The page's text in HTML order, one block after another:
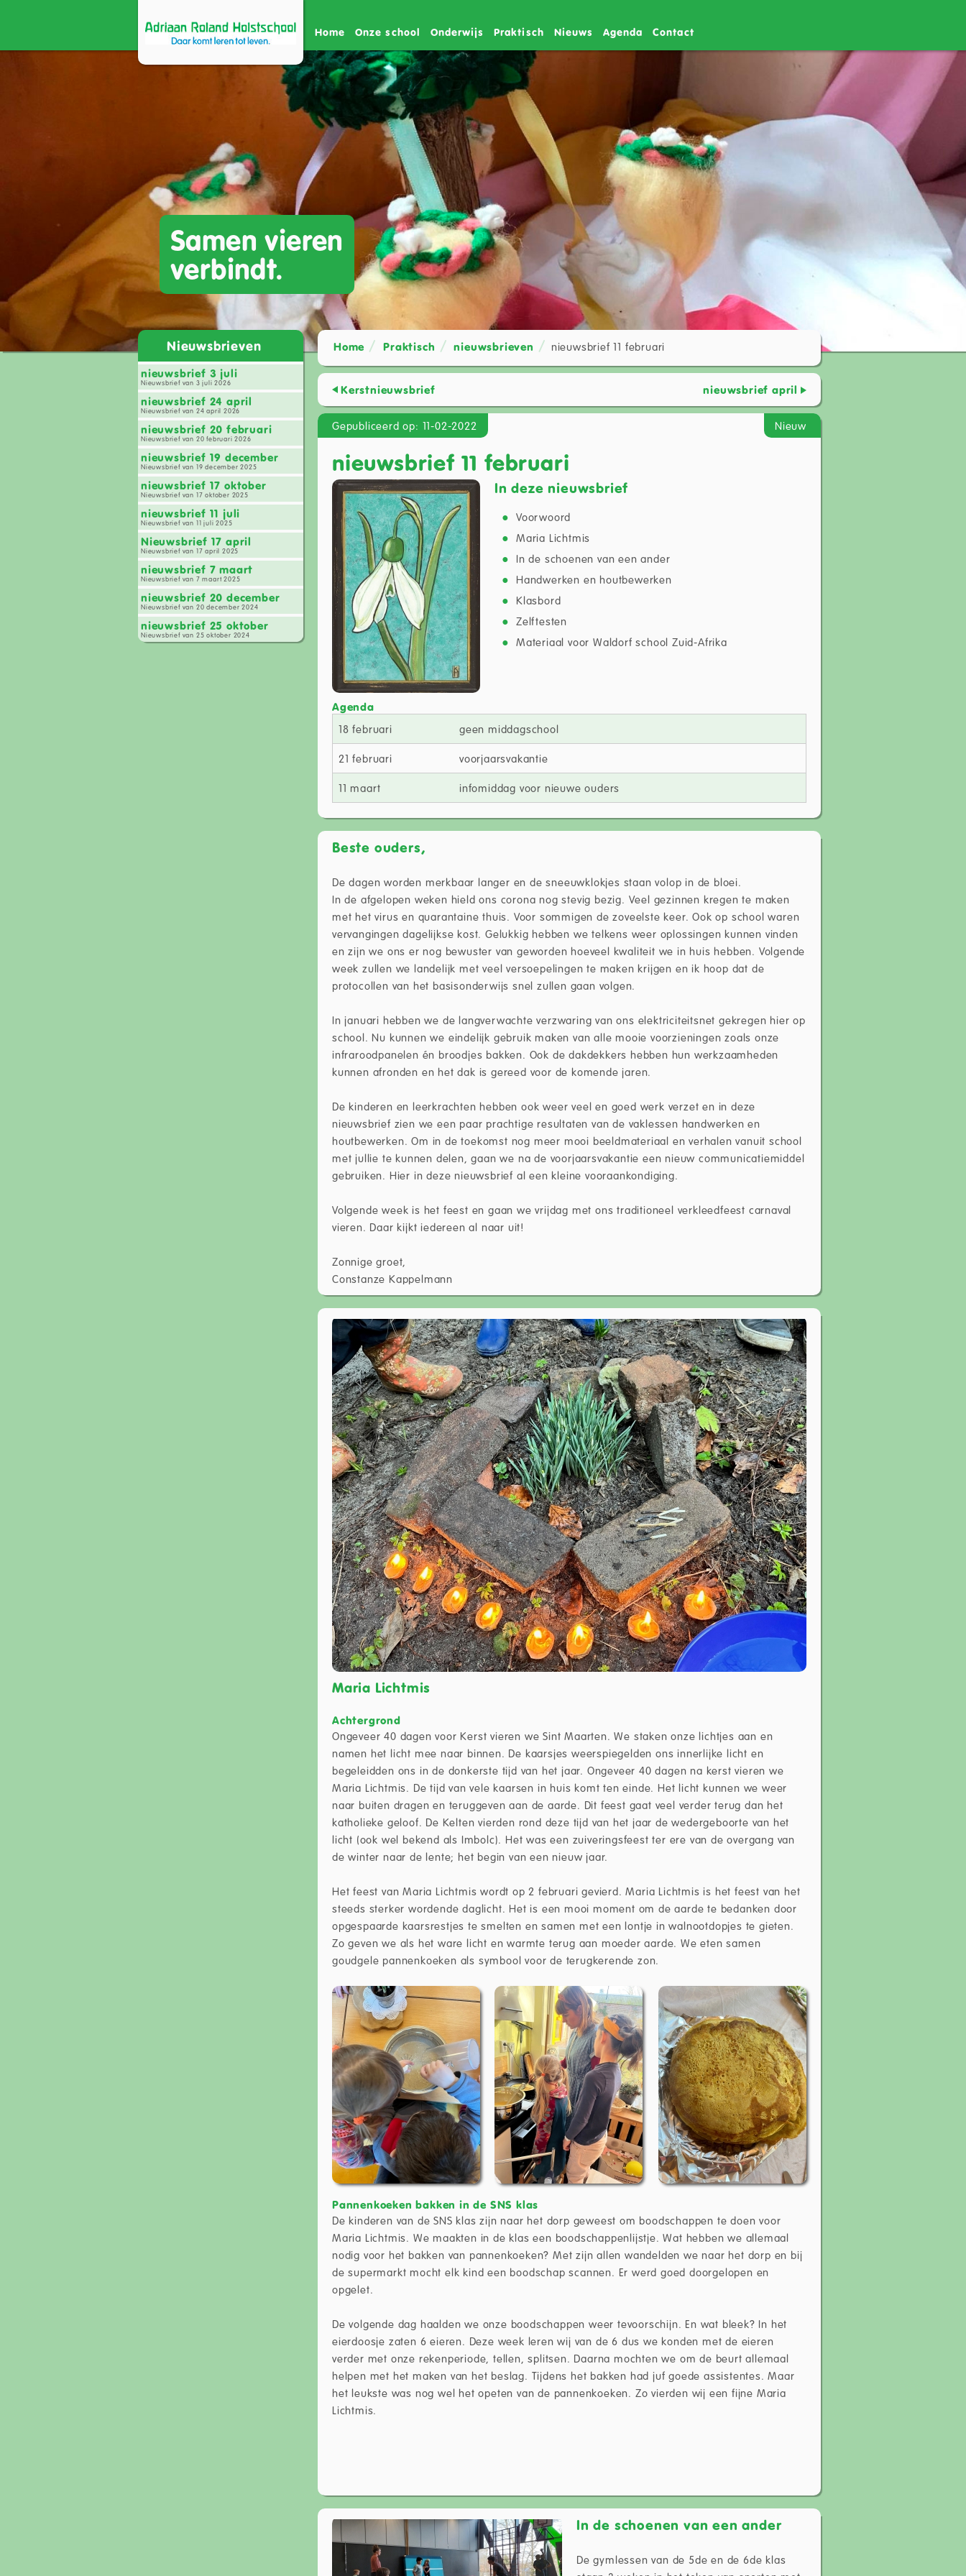
Home Onze school Onderwijs Praktisch Nieuws Agenda Contact
Samen vieren
verbindt.
Home Praktisch nieuwsbrieven nieuwsbrief 11 februari
Kerstnieuwsbrief nieuwsbrief april
Gepubliceerd op: 11-02-2022 Nieuw
nieuwsbrief 11 februari
In deze nieuwsbrief
Voorwoord
Maria Lichtmis
In de schoenen van een ander
Handwerken en houtbewerken
Klasbord
Zelftesten
Materiaal voor Waldorf school Zuid-Afrika
Agenda
18 februari
geen middagschool
21 februari voorjaarsvakantie
11 maart infomiddag voor nieuwe ouders
Beste ouders,
De dagen worden merkbaar langer en de sneeuwklokjes staan volop in de bloei.
In de afgelopen weken hield ons corona nog stevig bezig. Veel gezinnen kregen te maken
met het virus en quarantaine thuis. Voor sommigen de zoveelste keer. Ook op school waren
vervangingen dagelijkse kost. Gelukkig hebben we telkens weer oplossingen kunnen vinden
en zijn we ons er nog bewuster van geworden hoeveel kwaliteit we in huis hebben. Volgende
week zullen we landelijk met veel versoepelingen te maken krijgen en ik hoop dat de
protocollen van het basisonderwijs snel zullen gaan volgen.
In januari hebben we de langverwachte verzwaring van ons elektriciteitsnet gekregen hier op
school. Nu kunnen we eindelijk gebruik maken van alle mooie voorzieningen zoals onze
infraroodpanelen én broodjes bakken. Ook de dakdekkers hebben hun werkzaamheden
kunnen afronden en het dak is gereed voor de komende jaren.
De kinderen en leerkrachten hebben ook weer veel en goed werk verzet en in deze
nieuwsbrief zien we een paar prachtige resultaten van de vaklessen handwerken en
houtbewerken. Om in de toekomst nog meer mooi beeldmateriaal en verhalen vanuit school
met jullie te kunnen delen, gaan we na de voorjaarsvakantie een nieuw communicatiemiddel
gebruiken. Hier in deze nieuwsbrief al een kleine vooraankondiging.
Volgende week is het feest en gaan we vrijdag met ons traditioneel verkleedfeest carnaval
vieren. Daar kijkt iedereen al naar uit!
Zonnige groet,
Constanze Kappelmann
Maria Lichtmis
Achtergrond
Ongeveer 40 dagen voor Kerst vieren we Sint Maarten. We staken onze lichtjes aan en
namen het licht mee naar binnen. De kaarsjes weerspiegelden ons innerlijke licht en
begeleidden ons in de donkerste tijd van het jaar. Ongeveer 40 dagen na kerst vieren we
Maria Lichtmis. De tijd van vele kaarsen in huis komt ten einde. Het licht kunnen we weer
naar buiten dragen en teruggeven aan de aarde. Dit feest gaat veel verder terug dan het
katholieke geloof. De Kelten vierden rond deze tijd van het jaar de wedergeboorte van het
licht (ook wel bekend als Imbolc). Het was een zuiveringsfeest ter ere van de overgang van
de winter naar de lente; het begin van een nieuw jaar.
Het feest van Maria Lichtmis wordt op 2 februari gevierd. Maria Lichtmis is het feest van het
steeds sterker wordende daglicht. Het is een mooi moment om de aarde te bedanken door
opgespaarde kaarsrestjes te smelten en samen met een lontje in walnootdopjes te gieten.
Zo geven we als het ware licht en warmte terug aan moeder aarde. We eten samen
goudgele pannenkoeken als symbool voor de terugkerende zon.
Pannenkoeken bakken in de SNS klas
De kinderen van de SNS klas zijn naar het dorp geweest om boodschappen te doen voor
Maria Lichtmis. We maakten in de klas een boodschappenlijstje. Wat hebben we allemaal
nodig voor het bakken van pannenkoeken? Met zijn allen wandelden we naar het dorp en bij
de supermarkt mocht elk kind een boodschap scannen. Er werd goed doorgelopen en
opgelet.
De volgende dag haalden we onze boodschappen weer tevoorschijn. En wat bleek? In het
eierdoosje zaten 6 eieren. Deze week leren wij van de 6 dus we konden met de eieren
verder met onze rekenperiode, tellen, splitsen. Daarna mochten we om de beurt allemaal
helpen met het maken van het beslag. Tijdens het bakken had juf goede assistentes. Maar
het leukste was nog wel het opeten van de pannenkoeken. Zo vierden wij een fijne Maria
Lichtmis.
In de schoenen van een ander
De gymlessen van de 5de en de 6de klas
Nieuwsbrieven
nieuwsbrief 3 juli
Nieuwsbrief van 3 juli 2026
nieuwsbrief 24 april
Nieuwsbrief van 24 april 2026
nieuwsbrief 20 februari
Nieuwsbrief van 20 februari 2026
nieuwsbrief 19 december
Nieuwsbrief van 19 december 2025
nieuwsbrief 17 oktober
Nieuwsbrief van 17 oktober 2025
nieuwsbrief 11 juli
Nieuwsbrief van 11 juli 2025
Nieuwsbrief 17 april
Nieuwsbrief van 17 april 2025
nieuwsbrief 7 maart
Nieuwsbrief van 7 maart 2025
nieuwsbrief 20 december
Nieuwsbrief van 20 december 2024
nieuwsbrief 25 oktober
Nieuwsbrief van 25 oktober 2024